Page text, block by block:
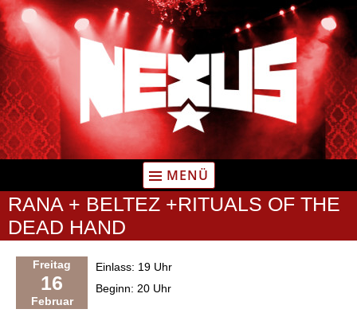
Zum
Inhalt
springen
MENÜ
RANA + BELTEZ +RITUALS OF THE
DEAD HAND
Freitag
16
Februar
Einlass: 19 Uhr
Beginn: 20 Uhr